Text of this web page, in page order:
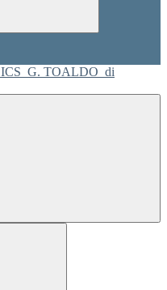
ICS G. TOALDO di